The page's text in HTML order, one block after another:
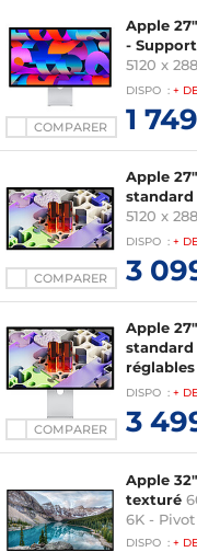
COMPARER
Apple
-
5120 x
DISPO : +
1
COMPARER
Apple
standard
5120 x
-
DISPO : +
3
COMPARER
Apple
réglables
Retina
DISPO : +
3
Apple
texturé
6K -
DISPO : +